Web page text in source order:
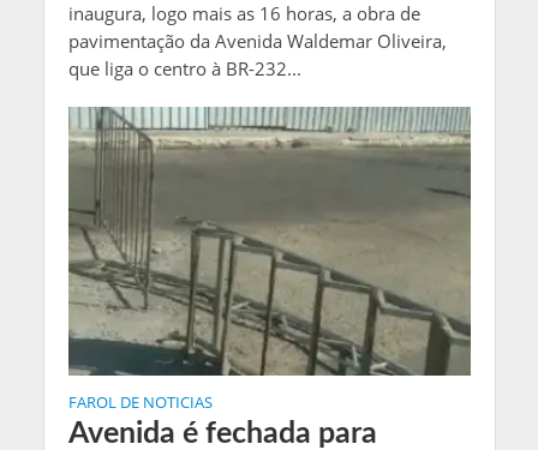
inaugura, logo mais as 16 horas, a obra de
pavimentação da Avenida Waldemar Oliveira,
que liga o centro à BR-232...
FAROL DE NOTICIAS
Avenida é fechada para